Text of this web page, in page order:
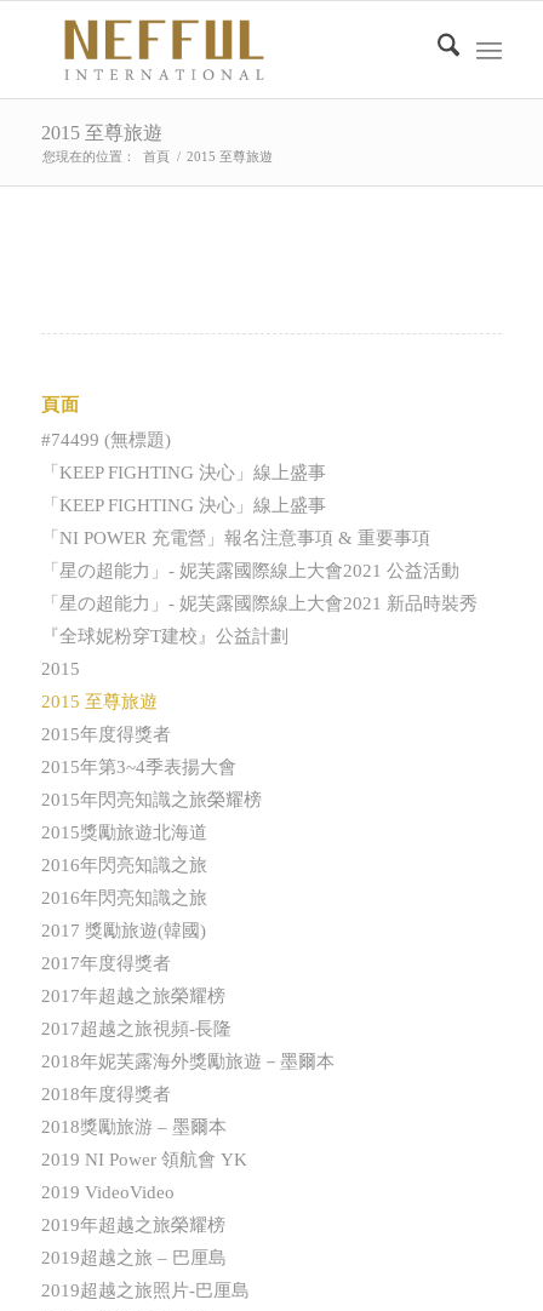
2015 至尊旅遊
您現在的位置： 首頁 / 2015 至尊旅遊
頁面
#74499 (無標題)
「KEEP FIGHTING 決心」線上盛事
「KEEP FIGHTING 決心」線上盛事
「NI POWER 充電營」報名注意事項 & 重要事項
「星の超能力」- 妮芙露國際線上大會2021 公益活動
「星の超能力」- 妮芙露國際線上大會2021 新品時裝秀
『全球妮粉穿T建校』公益計劃
2015
2015 至尊旅遊
2015年度得獎者
2015年第3~4季表揚大會
2015年閃亮知識之旅榮耀榜
2015獎勵旅遊北海道
2016年閃亮知識之旅
2016年閃亮知識之旅
2017 獎勵旅遊(韓國)
2017年度得獎者
2017年超越之旅榮耀榜
2017超越之旅視頻-長隆
2018年妮芙露海外獎勵旅遊－墨爾本
2018年度得獎者
2018獎勵旅游 – 墨爾本
2019 NI Power 領航會 YK
2019 VideoVideo
2019年超越之旅榮耀榜
2019超越之旅 – 巴厘島
2019超越之旅照片-巴厘島